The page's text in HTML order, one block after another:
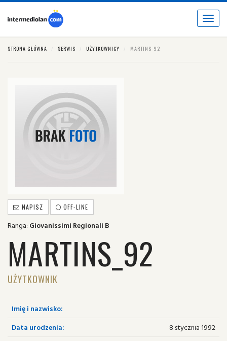
Toggle
STRONA GŁÓWNA SERWIS UŻYTKOWNICY MARTINS_92
NAPISZ OFF-LINE
Ranga: Giovanissimi Regionali B
MARTINS_92
UŻYTKOWNIK
Imię i nazwisko:
Data urodzenia:
8 stycznia 1992